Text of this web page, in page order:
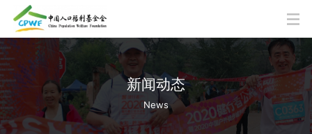
新闻动态
News